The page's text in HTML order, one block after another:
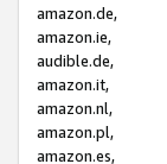
amazon.de,
amazon.ie,
audible.de,
amazon.it,
amazon.nl,
amazon.pl,
amazon.es,